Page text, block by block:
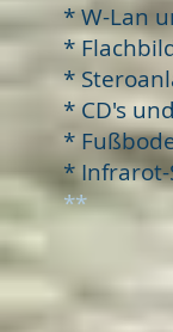
* W-Lan
*
*
*CD's
*
* Infrarot-
**